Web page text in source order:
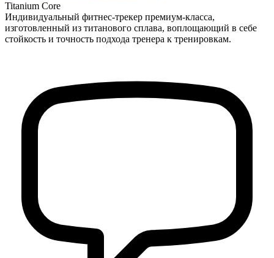
Titanium Core
Индивидуальный фитнес-трекер премиум-класса,
изготовленный из титанового сплава, воплощающий в себе
стойкость и точность подхода тренера к тренировкам.